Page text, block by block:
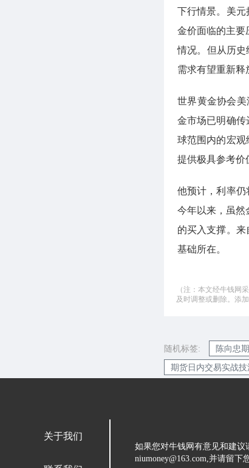
下行情景。美元
金价面临的主要
情况。但从历史
需求有望重新释
世界黄金协会美
金市场已明确
球范围内的宏观
提供极具参考价
他预计，利率仍
今年以来，虽然
的买入支撑。
基础所在。
（注：本文经牛钱网
及时调整或删除。添
随机标签: 陈向忠
期货日内交易实战技
关于我们
如果您对牛钱网有意见和建议
niumoney@163.com,并请留